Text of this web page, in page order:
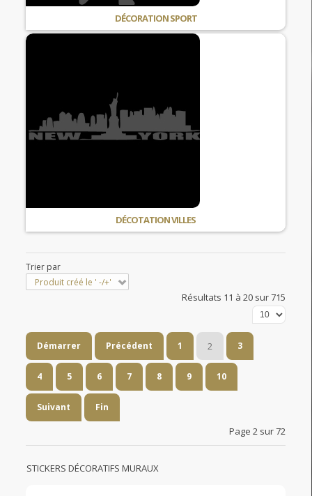
DÉCORATION SPORT
DÉCOTATION VILLES
Trier par
Produit créé le ' -/+'
Résultats 11 à 20 sur 715
Démarrer Précédent 1 2 3
4 5 6 7 8 9 10
Suivant Fin
Page 2 sur 72
STICKERS DÉCORATIFS MURAUX